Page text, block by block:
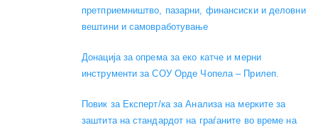
претприемништво, пазарни, финансиски и деловни
вештини и самовработување
Донација за опрема за еко катче и мерни
инструменти за СОУ Орде Чопела – Прилеп.
Повик за Експерт/ка за Анализа на мерките за
заштита на стандардот на граѓаните во време на